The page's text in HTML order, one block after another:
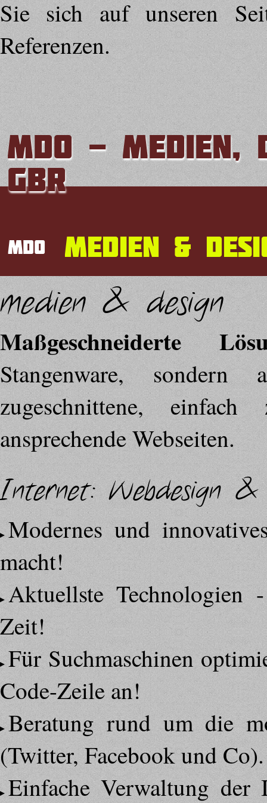
Sie sich auf unseren
Referenzen.
MDO -
GbR
mdo medien &
medien & design
Maßgeschneiderte
Stangenware,
zugeschnittene,
ansprechende Webseiten.
Internet: Webdesign &
Modernes und
macht!
Aktuellste Technologien
Zeit!
Für Suchmaschinen
Code-Zeile an!
Beratung rund um die
(Twitter, Facebook und Co).
Einfache Verwaltung der